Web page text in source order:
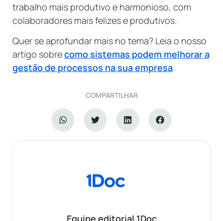
trabalho mais produtivo e harmonioso, com
colaboradores mais felizes e produtivos.
Quer se aprofundar mais no tema? Leia o nosso
artigo sobrecomo sistemas podem melhorar a
gestão de processos na sua empresa.
COMPARTILHAR
Equipe editorial 1Doc